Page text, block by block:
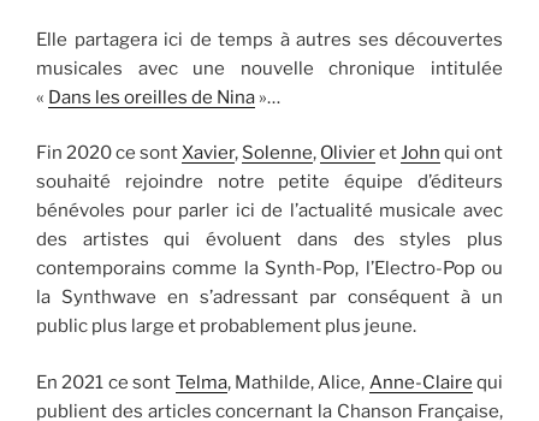
Elle partagera ici de temps à autres ses découvertes
musicales avec une nouvelle chronique intitulée
« Dans les oreilles de Nina »…
Fin 2020 ce sontXavier, Solenne, OlivieretJohn qui ont
souhaité rejoindre notre petite équipe d’éditeurs
bénévoles pour parler ici de l’actualité musicale avec
des artistes qui évoluent dans des styles plus
contemporains comme la Synth-Pop, l’Electro-Pop ou
la Synthwave en s’adressant par conséquent à un
public plus large et probablement plus jeune.
En 2021 ce sont Telma, Mathilde, Alice, Anne-Claire qui
publient des articles concernant la Chanson Française,